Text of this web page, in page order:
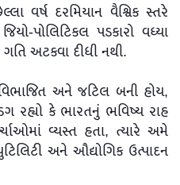
વર્ષ દરમિયાન વૈશ્વિક સ્તરે
પોલિટિકલ પડકારો વધ્યા
ગતિ અટકવા દીધી નથી.
અને જટિલ બની હોય,
રહ્યો કે ભારતનું ભવિષ્ય રાહ
વ્યસ્ત હતા, ત્યારે અમે
અને ઔદ્યોગિક ઉત્પાદન